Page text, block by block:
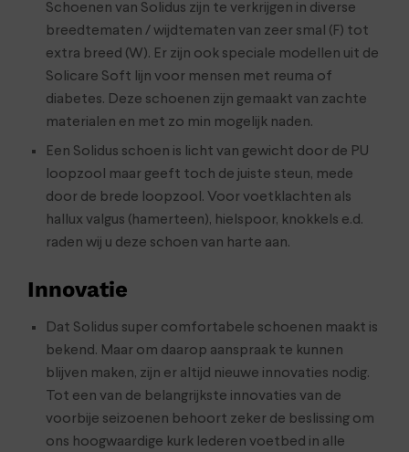
Schoenen van Solidus zijn te verkrijgen in diverse
breedtematen / wijdtematen van zeer smal (F) tot
extra breed (W). Er zijn ook speciale modellen uit de
Solicare Soft lijn voor mensen met reuma of
diabetes. Deze schoenen zijn gemaakt van zachte
materialen en met zo min mogelijk naden.
Een Solidus schoen is licht van gewicht door de PU
loopzool maar geeft toch de juiste steun, mede
door de brede loopzool. Voor voetklachten als
hallux valgus (hamerteen), hielspoor, knokkels e.d.
raden wij u deze schoen van harte aan.
Innovatie
Dat Solidus super comfortabele schoenen maakt is
bekend. Maar om daarop aanspraak te kunnen
blijven maken, zijn er altijd nieuwe innovaties nodig.
Tot een van de belangrijkste innovaties van de
voorbije seizoenen behoort zeker de beslissing om
ons hoogwaardige kurk lederen voetbed in alle